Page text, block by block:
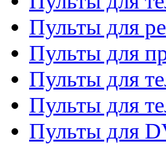
Пульты для
Пульты для
Пульты для
Пульты для
Пульты для